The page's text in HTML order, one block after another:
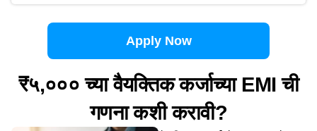
Apply Now
₹५,००० च्या वैयक्तिक कर्जाच्या EMI ची
गणना कशी करावी?